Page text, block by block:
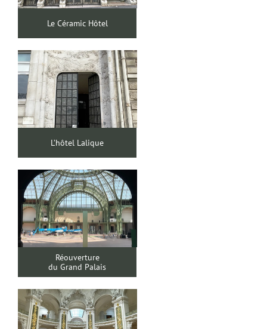
Le Céramic Hôtel
L’hôtel Lalique
Réouverture
du Grand Palais